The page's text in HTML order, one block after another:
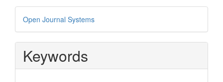
Developed
By
Open Journal Systems
Keywords